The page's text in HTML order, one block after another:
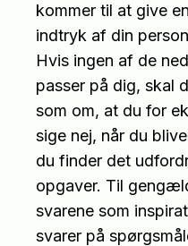
kommer til at give
indtryk af din
Hvis ingen af de
passer på dig, skal
som om, at du for
sige nej, når du
du finder det
opgaver. Til
svarene som
svarer på